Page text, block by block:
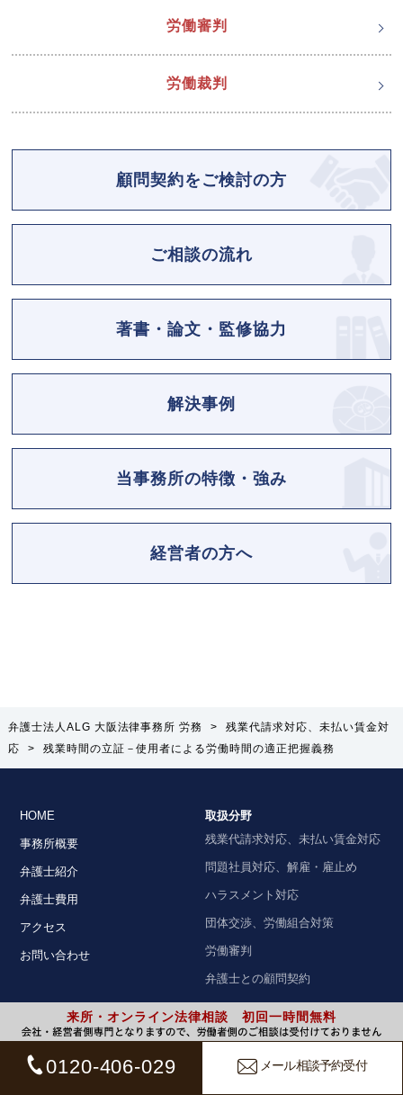
労働審判
労働裁判
顧問契約をご検討の方
ご相談の流れ
著書・論文・監修協力
解決事例
当事務所の特徴・強み
経営者の方へ
来所・オンライン法律相談 初回一時間無料
0120-406-029 メール相談予約受付
弁護士法人ALG 大阪法律事務所 労務 >
残業代請求対応、未払い賃金対
応
> 残業時間の立証－使用者による労働時間の適正把握義務
HOME
事務所概要
弁護士紹介
弁護士費用
アクセス
お問い合わせ
取扱分野
残業代請求対応、未払い賃金対応
問題社員対応、解雇・雇止め
ハラスメント対応
団体交渉、労働組合対策
労働審判
弁護士との顧問契約
業種別の顧問契約について
IT・情報通信業
弁護士との顧問契約をご検討の方